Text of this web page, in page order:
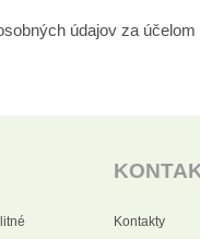
údajov za
Kontakty